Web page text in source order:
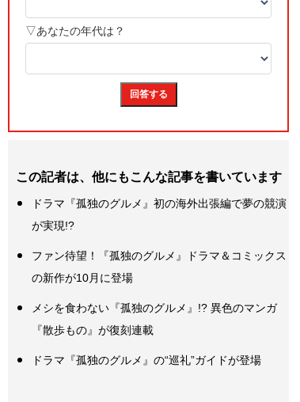
この記者は、他にもこんな記事を書いています
ドラマ『孤独のグルメ』初の海外出張編で夢の競演
が実現!?
ファン待望！『孤独のグルメ』ドラマ＆コミックス
の新作が10月に登場
メシを食わない『孤独のグルメ』!? 異色のマンガ
『散歩もの』が復刻連載
ドラマ『孤独のグルメ』の“巡礼”ガイドが登場